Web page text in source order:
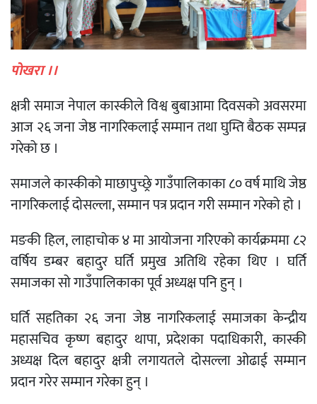
पाेखरा ।।
क्षत्री समाज नेपाल कास्कीले विश्व बुबाआमा दिवसको अवसरमा
आज २६ जना जेष्ठ नागरिकलाई सम्मान तथा घुम्ति बैठक सम्पन्न
गरेको छ ।
समाजले कास्कीको माछापुच्छ्रे गाउँपालिकाका ८० वर्ष माथि जेष्ठ
नागरिकलाई दोसल्ला, सम्मान पत्र प्रदान गरी सम्मान गरेको हो ।
मङकी हिल, लाहाचोक ४ मा आयोजना गरिएको कार्यक्रममा ८२
वर्षिय डम्बर बहादुर घर्ति प्रमुख अतिथि रहेका थिए । घर्ति
समाजका सो गाउँपालिकाका पूर्व अध्यक्ष पनि हुन् ।
घर्ति सहतिका २६ जना जेष्ठ नागरिकलाई समाजका केन्द्रीय
महासचिव कृष्ण बहादुर थापा, प्रदेशका पदाधिकारी, कास्की
अध्यक्ष दिल बहादुर क्षत्री लगायतले दोसल्ला ओढाई सम्मान
प्रदान गरेर सम्मान गरेका हुन् ।